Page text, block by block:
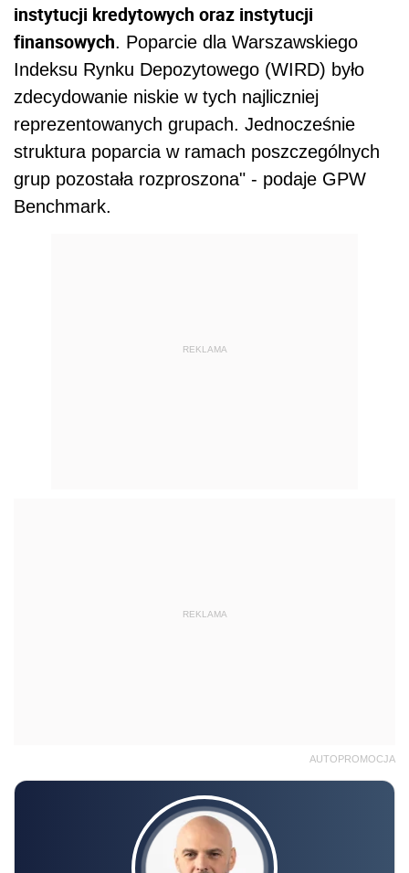
instytucji kredytowych oraz instytucji
finansowych. Poparcie dla Warszawskiego
Indeksu Rynku Depozytowego (WIRD) było
zdecydowanie niskie w tych najliczniej
reprezentowanych grupach. Jednocześnie
struktura poparcia w ramach poszczególnych
grup pozostała rozproszona" - podaje GPW
Benchmark.
REKLAMA
REKLAMA
AUTOPROMOCJA